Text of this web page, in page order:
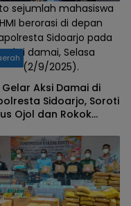
sejumlah mahasiswa
HMI berorasi di depan
Sidoarjo pada
aksi damai, Selasa
(2/9/2025).
Gelar Aksi Damai di
Sidoarjo, Soroti
Ojol dan Rokok